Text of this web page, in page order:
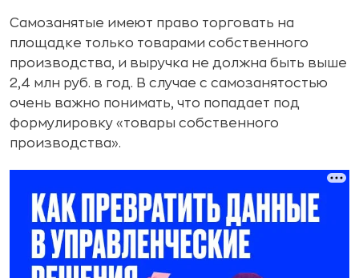
Самозанятые имеют право торговать на
площадке только товарами собственного
производства, и выручка не должна быть выше
2,4 млн руб. в год. В случае с самозанятостью
очень важно понимать, что попадает под
формулировку «товары собственного
производства».